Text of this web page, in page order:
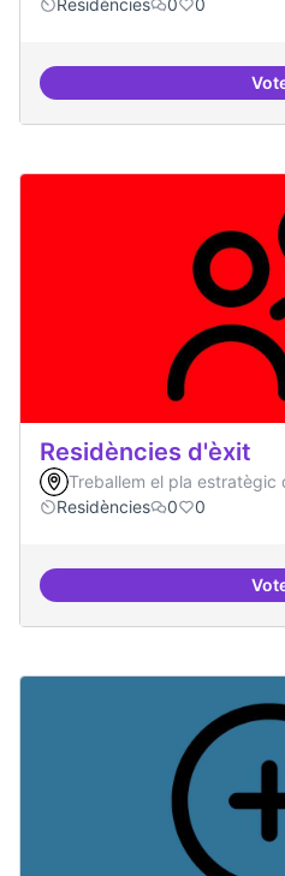
Residències 0 0
Residències d'èxit
Treballem el pla estratègic
Residències
0 0